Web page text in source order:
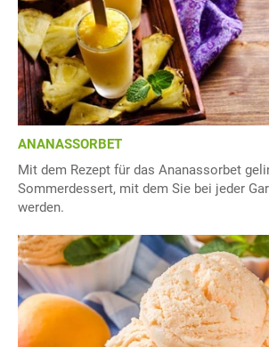
ANANASSORBET
Mit dem Rezept für das Ananassorbet
Sommerdessert, mit dem Sie bei jeder
werden.